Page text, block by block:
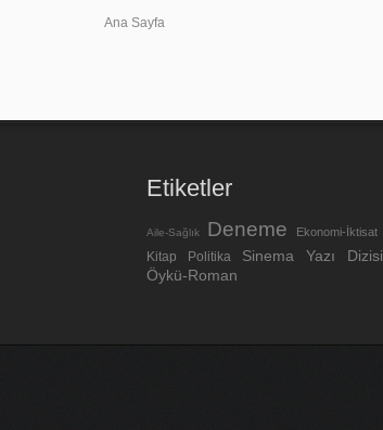
Ana Sayfa
Etiketler
Aile-Sağlık Deneme Ekonomi-İktisat
Kitap Politika Sinema Yazı Dizisi
Öykü-Roman